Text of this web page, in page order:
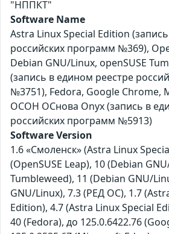
"НППКТ"
Software Name
Astra Linux Special Edition
российских программ №369),
Debian GNU/Linux, openSUSE
(запись в едином реестре
№3751), Fedora, Google Chrome,
ОСОН ОСнова Оnyx (запись в
российских программ №5913)
Software Version
1.6 «Смоленск» (Astra Linux
(OpenSUSE Leap), 10 (Debian
Tumbleweed), 11 (Debian GNU/
GNU/Linux), 7.3 (РЕД ОС), 1.7
Edition), 4.7 (Astra Linux Special
40 (Fedora), до 125.0.6422.76